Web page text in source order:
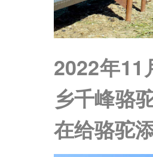
2022年11
乡千峰骆
在给骆驼